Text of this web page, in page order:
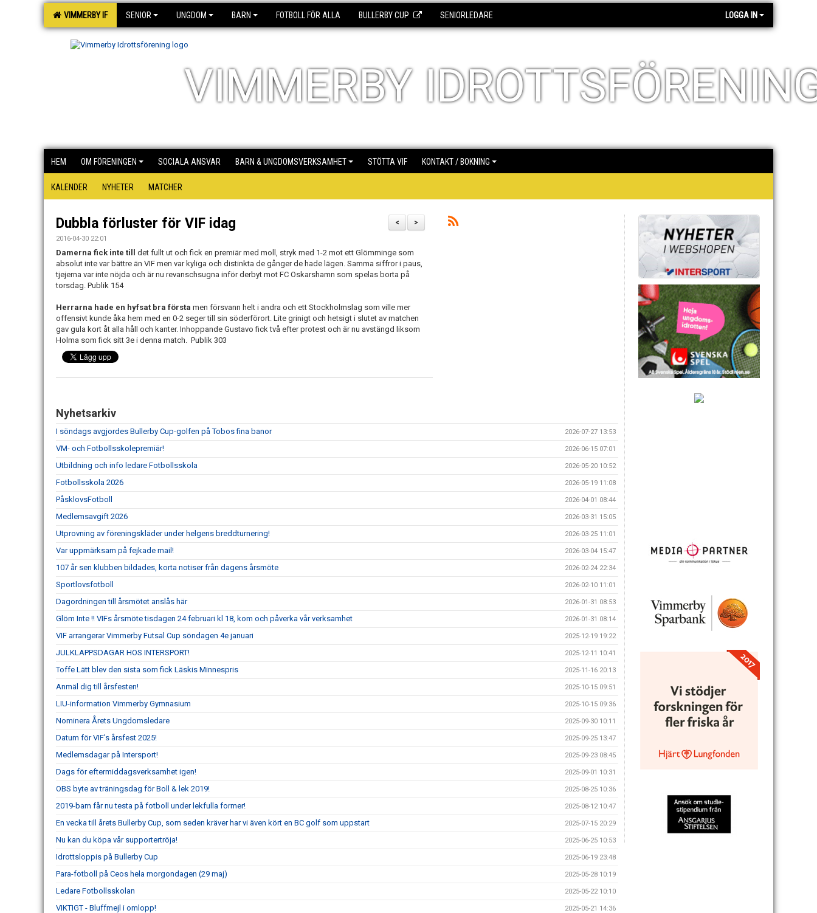
VIMMERBY IF SENIOR UNGDOM BARN FOTBOLL FÖR ALLA BULLERBY CUP SENIORLEDARE LOGGA IN
VIMMERBY
HEM OM FÖRENINGEN SOCIALA ANSVAR BARN & UNGDOMSVERKSAMHET STÖTTA VIF KONTAKT / BOKNING
KALENDER NYHETER MATCHER
>
<
Dubbla förluster för VIF idag
2016-04-30 22:01
Damerna fick inte till
det fullt ut och fick en premiär med moll, stryk med 1-2 mot ett Glömminge som
absolut inte var bättre än VIF men var kyliga och distinkta de gånger de hade lägen. Samma siffror i paus,
tjejerna var inte nöjda och är nu revanschsugna inför derbyt mot FC Oskarshamn som spelas borta på
torsdag. Publik 154
Herrarna hade en hyfsat bra första men försvann helt i andra och ett Stockholmslag som ville mer
offensivt kunde åka hem med en 0-2 seger till sin söderförort. Lite grinigt och hetsigt i slutet av matchen
gav gula kort åt alla håll och kanter. Inhoppande Gustavo fick två efter protest och är nu avstängd liksom
Holma som fick sitt 3e i denna match. Publik 303
Nyhetsarkiv
I söndags avgjordes Bullerby Cup-golfen på Tobos fina banor 2026-07-27 13:53
VM- och Fotbollsskolepremiär! 2026-06-15 07:01
Utbildning och info ledare Fotbollsskola 2026-05-20 10:52
Fotbollsskola 2026 2026-05-19 11:08
PåsklovsFotboll 2026-04-01 08:44
Medlemsavgift 2026 2026-03-31 15:05
Utprovning av föreningskläder under helgens breddturnering! 2026-03-25 11:01
Var uppmärksam på fejkade mail! 2026-03-04 15:47
107 år sen klubben bildades, korta notiser från dagens årsmöte 2026-02-24 22:34
Sportlovsfotboll 2026-02-10 11:01
Dagordningen till årsmötet anslås här 2026-01-31 08:53
Glöm Inte !! VIFs årsmöte tisdagen 24 februari kl 18, kom och påverka vår verksamhet 2026-01-31 08:14
VIF arrangerar Vimmerby Futsal Cup söndagen 4e januari 2025-12-19 19:22
JULKLAPPSDAGAR HOS INTERSPORT! 2025-12-11 10:41
Toffe Lätt blev den sista som fick Läskis Minnespris 2025-11-16 20:13
Anmäl dig till årsfesten! 2025-10-15 09:51
LIU-information Vimmerby Gymnasium 2025-10-15 09:36
Nominera Årets Ungdomsledare 2025-09-30 10:11
Datum för VIF’s årsfest 2025! 2025-09-25 13:47
Medlemsdagar på Intersport! 2025-09-23 08:45
Dags för eftermiddagsverksamhet igen! 2025-09-01 10:31
OBS byte av träningsdag för Boll & lek 2019! 2025-08-25 10:36
2019-barn får nu testa på fotboll under lekfulla former! 2025-08-12 10:47
En vecka till årets Bullerby Cup, som seden kräver har vi även kört en BC golf som uppstart 2025-07-15 20:29
Nu kan du köpa vår supportertröja! 2025-06-25 10:53
Idrottsloppis på Bullerby Cup 2025-06-19 23:48
Para-fotboll på Ceos hela morgondagen (29 maj) 2025-05-28 10:19
Ledare Fotbollsskolan 2025-05-22 10:10
VIKTIGT - Bluffmejl i omlopp! 2025-05-21 14:36